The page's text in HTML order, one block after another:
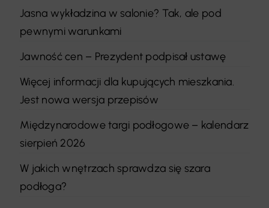
Jasna wykładzina w salonie? Tak, ale pod
pewnymi warunkami
Jawność cen – Prezydent podpisał ustawę
Więcej informacji dla kupujących mieszkania.
Jest nowa wersja przepisów
Międzynarodowe targi podłogowe – kalendarz
sierpień 2026
W jakich wnętrzach sprawdza się szara
podłoga?